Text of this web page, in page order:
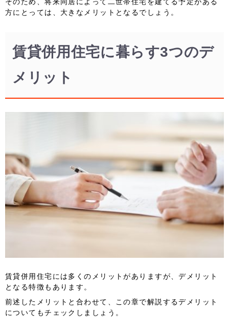
方にとっては、大きなメリットとなるでしょう。
賃貸併用住宅に暮らす3つのデ
メリット
賃貸併用住宅には多くのメリットがありますが、デメリット
となる特徴もあります。
前述したメリットと合わせて、この章で解説するデメリット
についてもチェックしましょう。